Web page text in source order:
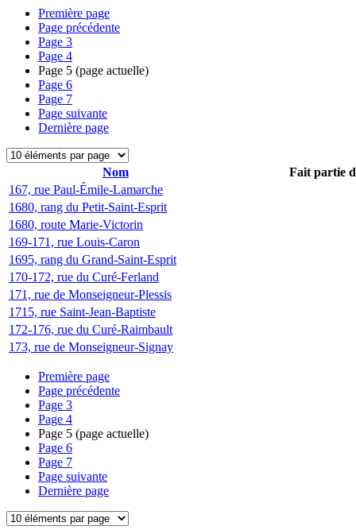
Première page
Page précédente
Page 3
Page 4
Page 5 (page actuelle)
Page 6
Page 7
Page suivante
Dernière page
Nom
Fait partie
167, rue Paul-Émile-Lamarche
1680, rang du Petit-Saint-Esprit
1680, route Marie-Victorin
169-171, rue Louis-Caron
1695, rang du Grand-Saint-Esprit
170-172, rue du Curé-Ferland
171, rue de Monseigneur-Plessis
1715, rue Saint-Jean-Baptiste
172-176, rue du Curé-Raimbault
173, rue de Monseigneur-Signay
Première page
Page précédente
Page 3
Page 4
Page 5 (page actuelle)
Page 6
Page 7
Page suivante
Dernière page